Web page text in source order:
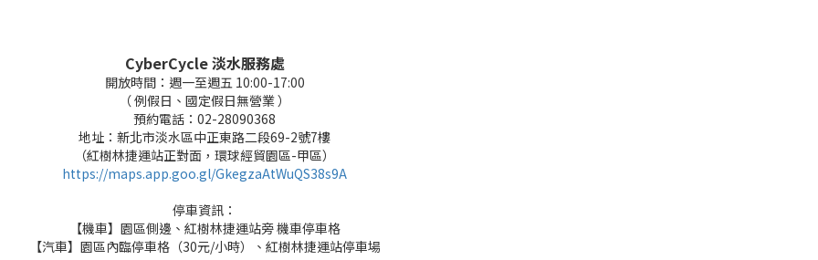
CyberCycle 淡水服務處
開放時間：週一至週五 10:00-17:00
（ 例假日、國定假日無營業 ）
預約電話：02-28090368
地址：新北市淡水區中正東路二段69-2號7樓
（紅樹林捷運站正對面，環球經貿園區-甲區）
https://maps.app.goo.gl/GkegzaAtWuQS38s9A
停車資訊：
【機車】園區側邊、紅樹林捷運站旁 機車停車格
【汽車】園區內臨停車格（30元/小時）、紅樹林捷運站停車場